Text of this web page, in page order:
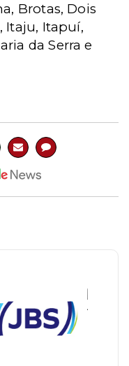
Brotas, Dois
Itaju, Itapuí,
da Serra e